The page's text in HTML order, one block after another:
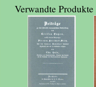
Verwandte Produkte